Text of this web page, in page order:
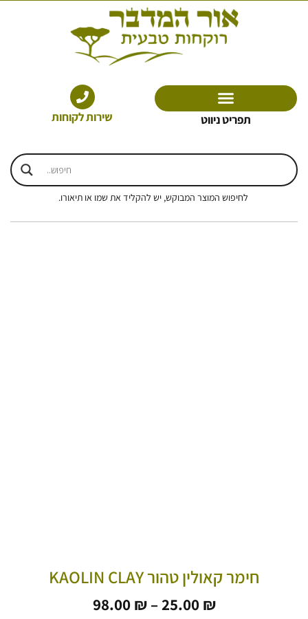
תפריט ניווט שירות לקוחות
לחיפוש המוצר המבוקש, יש להקליד את שמו או תיאורו.
חימר קאולין טהור KAOLIN CLAY
25.00 ₪
–
98.00 ₪ טווח